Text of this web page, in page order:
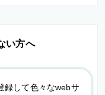
い方へ
録して色々なwebサ